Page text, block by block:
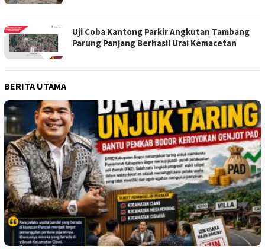
Uji Coba Kantong Parkir Angkutan Tambang
Parung Panjang Berhasil Urai Kemacetan
BERITA UTAMA